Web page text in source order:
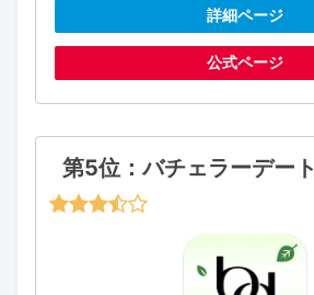
詳細ページ
公式ページ
第5位：バチェラーデート